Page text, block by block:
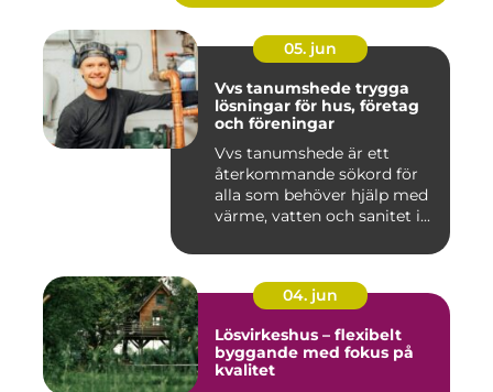
05. jun
Vvs tanumshede trygga
lösningar för hus, företag
och föreningar
Vvs tanumshede är ett
återkommande sökord för
alla som behöver hjälp med
värme, vatten och sanitet i...
04. jun
Lösvirkeshus – flexibelt
byggande med fokus på
kvalitet